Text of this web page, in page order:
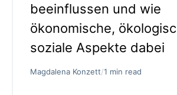
beeinflussen und wie
ökonomische,
soziale Aspekte dabei
Magdalena Konzett/1 min read